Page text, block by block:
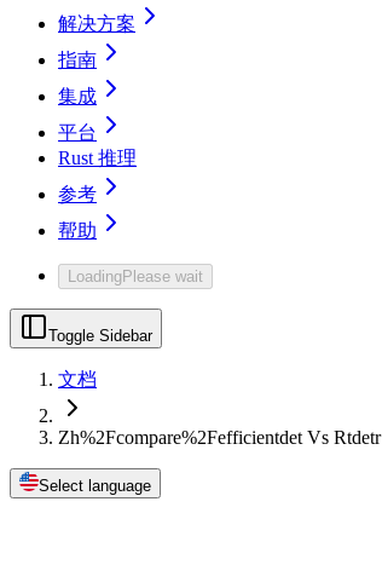
解决方案
指南
集成
平台
Rust 推理
参考
帮助
LoadingPlease wait
Toggle Sidebar
文档
Zh%2Fcompare%2Fefficientdet Vs Rtdetr
Select language